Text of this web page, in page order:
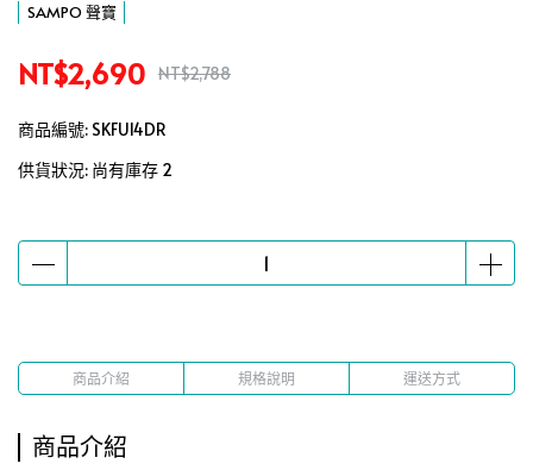
SAMPO 聲寶
NT$2,690 NT$2,788
商品編號: SKFU14DR
供貨狀況: 尚有庫存 2
商品介紹 規格說明 運送方式
商品介紹